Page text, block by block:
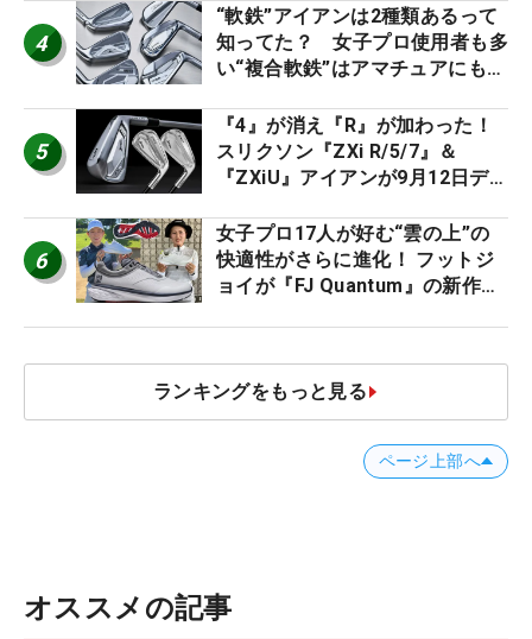
ー』 #女子プロセッティング
4
“軟鉄”アイアンは2種類あるって
知ってた？ 女子プロ使用者も多
い“複合軟鉄”はアマチュアにもオ
5
『4』が消え『R』が加わった！
スリクソン『ZXi R/5/7』＆
『ZXiU』アイアンが9月12日デ
6
女子プロ17人が好む“雲の上”の
快適性がさらに進化！ フットジ
ョイが『FJ Quantum』の新作を
ランキングをもっと見る
ページ上部へ
オススメの記事